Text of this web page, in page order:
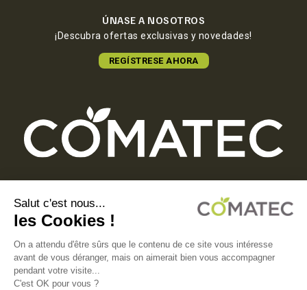
ÚNASE A NOSOTROS
¡Descubra ofertas exclusivas y novedades!
REGÍSTRESE AHORA
Boulevard François-Xavier Fafeur
11000 Carcassonne, FRANCE
AVISO LEGAL
POLÍTICA DE PRIVACIDAD